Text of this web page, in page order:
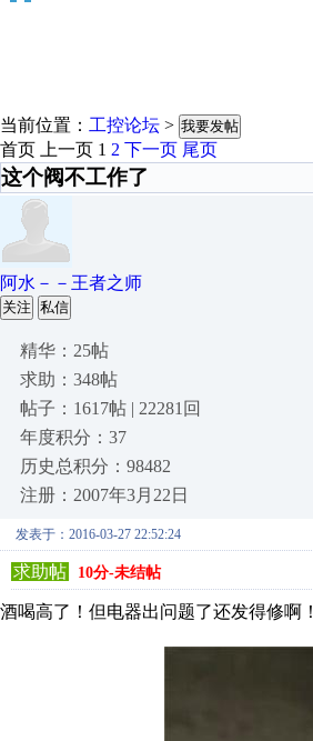
当前位置： 工控论坛 > 我要发帖
首页 上一页 1 2 下一页 尾页
这个阀不工作了
阿水－－王者之师
关注 私信
精华：25帖
求助：348帖
帖子：1617帖 | 22281回
年度积分：37
历史总积分：98482
注册：2007年3月22日
发表于：2016-03-27 22:52:24
求助帖 10分-未结帖
酒喝高了！但电器出问题了还发得修啊！